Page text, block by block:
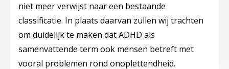
niet meer verwijst naar een bestaande
classificatie. In plaats daarvan zullen wij trachten
om duidelijk te maken dat ADHD als
samenvattende term ook mensen betreft met
vooral problemen rond onoplettendheid.